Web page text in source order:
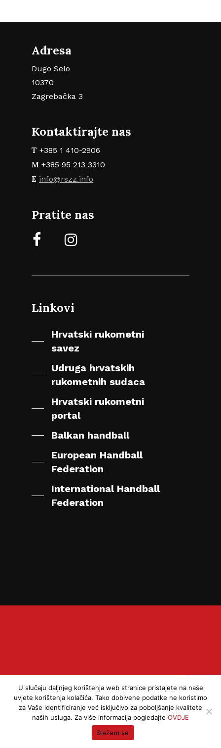
Adresa
Dugo Selo
10370
Zagrebačka 3
Kontaktirajte nas
T +385 1 410-2906
M +385 95 213 3310
E info@rszz.info
Pratite nas
Linkovi
Hrvatski rukometni
savez
Udruga hrvatskih
rukometnih sudaca
Hrvatski rukometni
portal
Balkan handball
European Handball
Federation
International Handball
Federation
U slučaju daljnjeg korištenja web stranice pristajete na naše
uvjete korištenja kolačića. Tako dobivene podatke ne koristimo
za Vaše identificiranje već isključivo za poboljšanje kvalitete
naših usluga. Za više informacija pogledajte OVDJE
Slažem se